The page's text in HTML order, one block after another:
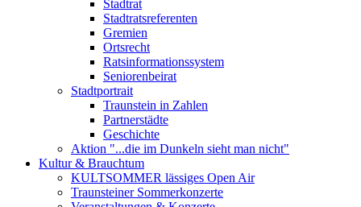
Stadtrat
Stadtratsreferenten
Gremien
Ortsrecht
Ratsinformationssystem
Seniorenbeirat
Stadtportrait
Traunstein in Zahlen
Partnerstädte
Geschichte
Aktion "...die im Dunkeln sieht man nicht"
Kultur & Brauchtum
KULTSOMMER lässiges Open Air
Traunsteiner Sommerkonzerte